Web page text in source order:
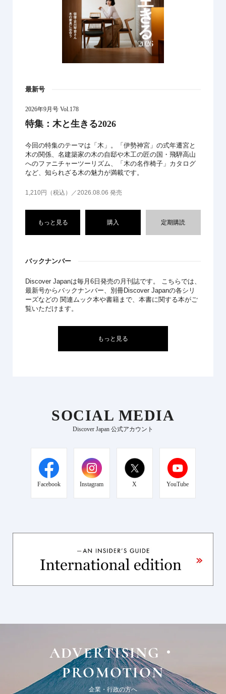
最新号
2026年9月号 Vol.178
特集：木と生きる2026
今回の特集のテーマは「木」。「伊勢神宮」の式年遷宮と
木の関係、名建築家の木の自邸や木工の匠の国・飛騨高山
へのファニチャーツーリズム、「木の名作椅子」カタログ
など、知られざる木の魅力が満載です。
1,210円（税込）／2026.08.06 発売
もっと見る 購入 定期購読
バックナンバー
Discover Japanは毎月6日発売の月刊誌です。 こちらでは、
最新号からバックナンバー、別冊Discover Japanの各シリ
ーズなどの 関連ムック本や書籍まで、本書に関する本がご
覧いただけます。
もっと見る
SOCIAL MEDIA
Discover Japan 公式アカウント
Facebook Instagram X YouTube
ADVERTISING・
PROMOTION
企業・行政の方へ